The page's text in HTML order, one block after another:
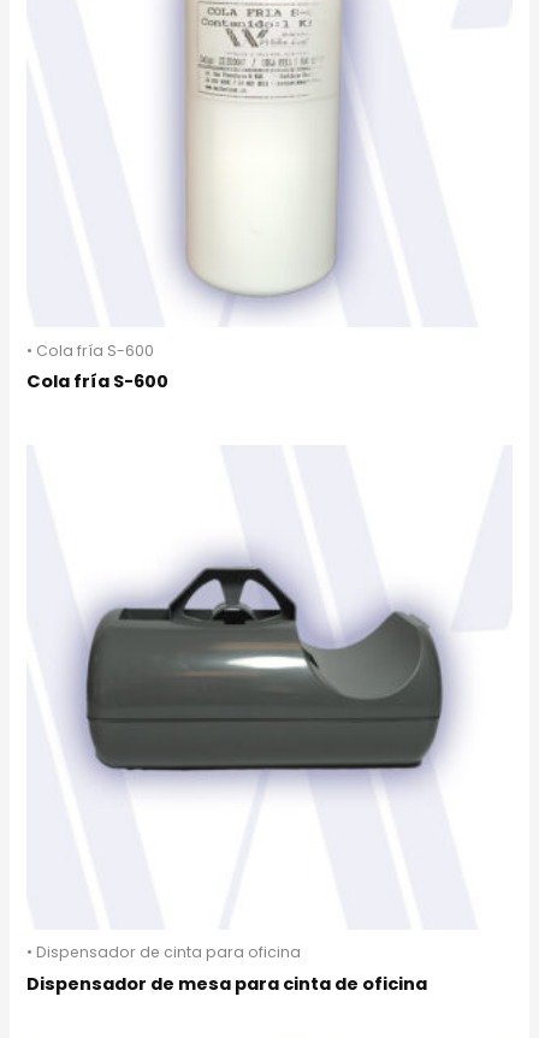
• Cola fría S-600
Cola fría S-600
• Dispensador de cinta para oficina
Dispensador de mesa para cinta de oficina